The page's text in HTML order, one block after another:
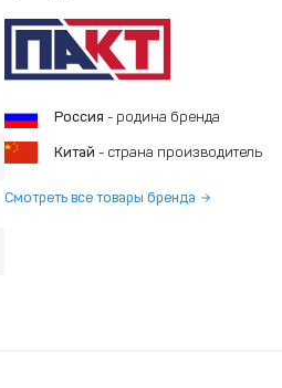
Россия - родина бренда
Китай - страна производитель
Смотреть все товары бренда